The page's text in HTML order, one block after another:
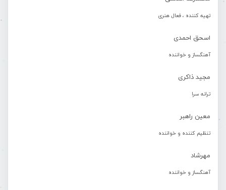
تهیه کننده ، فعال هنری
اسحق احمدی
آهنگساز و خواننده
مجید ذاکری
ترانه سرا
معین راهبر
تنظیم کننده و خواننده
مهرشاد
آهنگساز و خواننده